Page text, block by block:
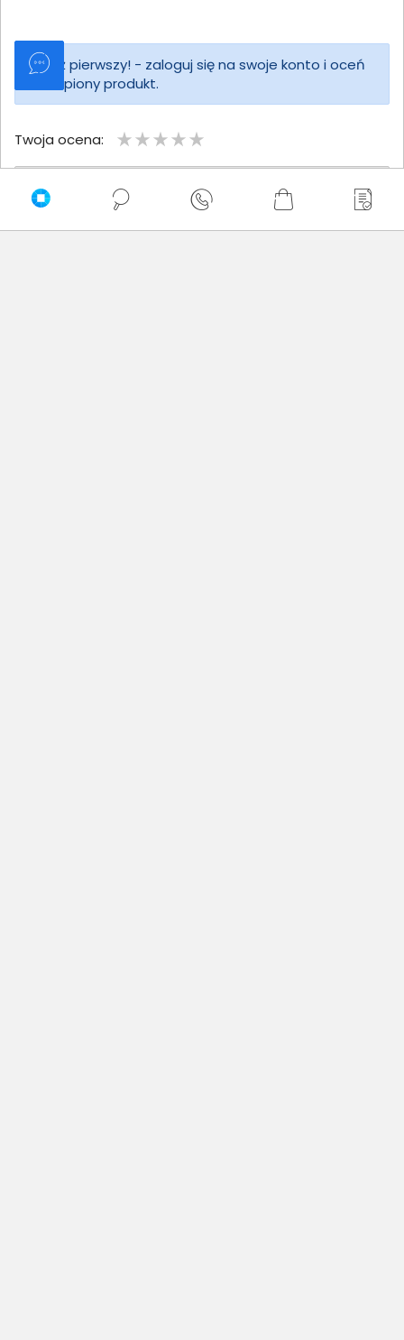
Bądź pierwszy! - zaloguj się na swoje konto i oceń
zakupiony produkt.
Twoja ocena:
Twoje imię